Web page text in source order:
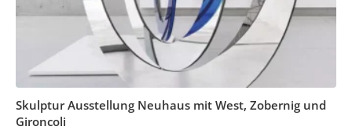
Skulptur Ausstellung Neuhaus mit West, Zobernig und
Gironcoli